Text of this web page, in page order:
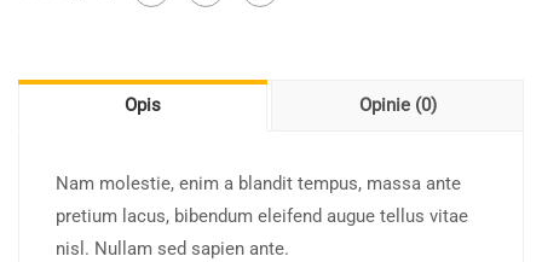
Opis Opinie (0)
Nam molestie, enim a blandit tempus, massa ante
pretium lacus, bibendum eleifend augue tellus vitae
nisl. Nullam sed sapien ante.